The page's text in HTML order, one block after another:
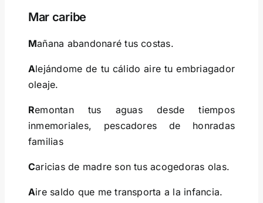
Mar caribe
Mañana abandonaré tus costas.
Alejándome de tu cálido aire tu embriagador
oleaje.
Remontan tus aguas desde tiempos
inmemoriales, pescadores de honradas
familias
Caricias de madre son tus acogedoras olas.
Aire saldo que me transporta a la infancia.